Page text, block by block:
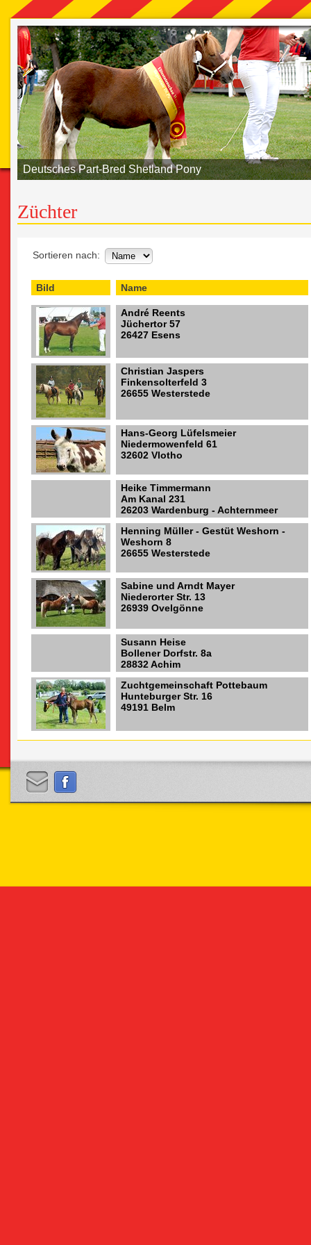
Deutsches Part-Bred Shetland Pony
Züchter
Sortieren nach:
Bild Name
André Reents
Jüchertor 57
26427 Esens
Christian Jaspers
Finkensolterfeld 3
26655 Westerstede
Hans-Georg Lüfelsmeier
Niedermowenfeld 61
32602 Vlotho
Heike Timmermann
Am Kanal 231
26203 Wardenburg - Achternmeer
Henning Müller - Gestüt Weshorn -
Weshorn 8
26655 Westerstede
Sabine und Arndt Mayer
Niederorter Str. 13
26939 Ovelgönne
Susann Heise
Bollener Dorfstr. 8a
28832 Achim
Zuchtgemeinschaft Pottebaum
Hunteburger Str. 16
49191 Belm